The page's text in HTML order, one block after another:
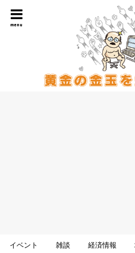
menu
イベント 雑談 経済情報